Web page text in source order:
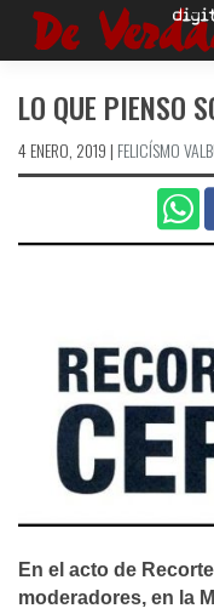
Saltar
LO QUE PIENSO
4 ENERO, 2019 | FELICÍ­SMO
En el acto de
moderadores, en la